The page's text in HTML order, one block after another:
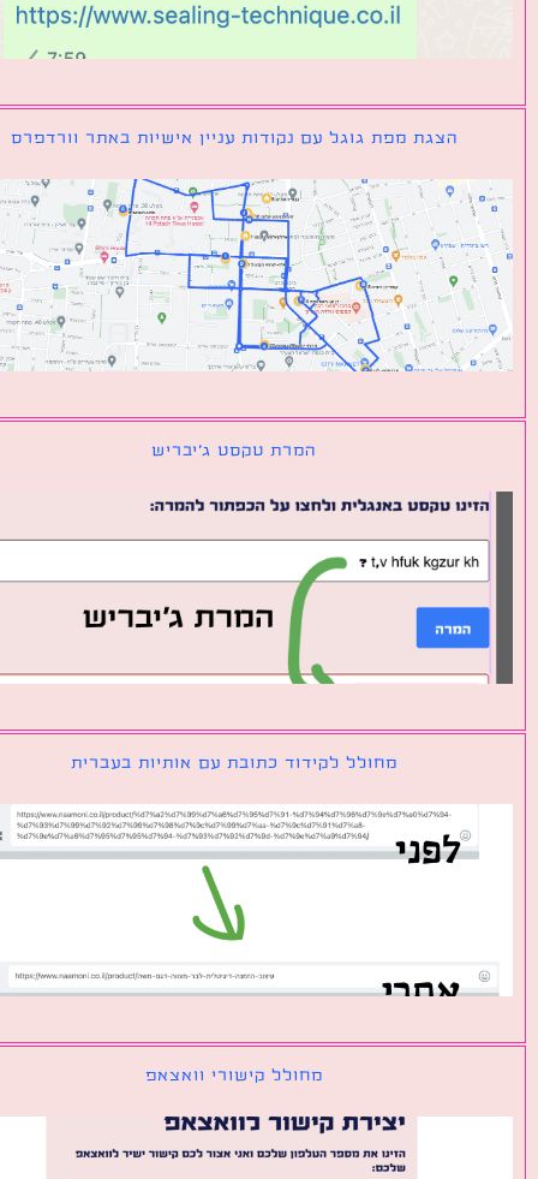
הצגת מפת גוגל עם נקודות עניין אישיות באתר וורדפרס
המרת טקסט ג׳יבריש
מחולל לקידוד כתובת עם אותיות בעברית
מחולל קישורי וואצאפ